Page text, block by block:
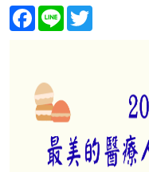
Facebook
Line